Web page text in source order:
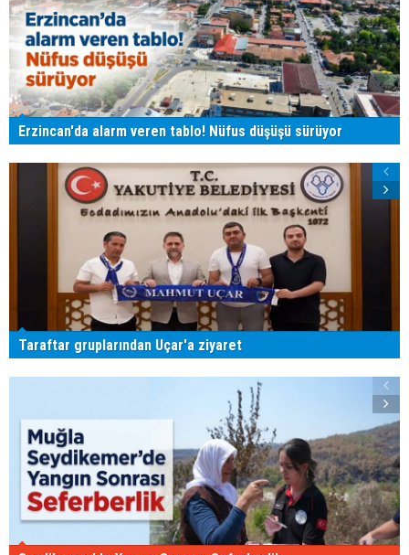
Erzincan'da alarm veren tablo! Nüfus düşüşü sürüyor
Taraftar gruplarından Uçar'a ziyaret